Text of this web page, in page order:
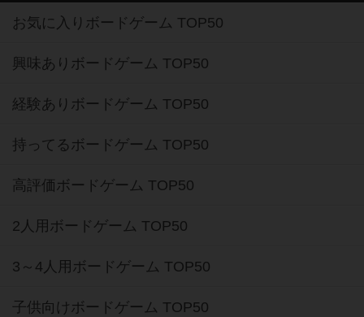
お気に入りボードゲーム TOP50
興味ありボードゲーム TOP50
経験ありボードゲーム TOP50
持ってるボードゲーム TOP50
高評価ボードゲーム TOP50
2人用ボードゲーム TOP50
3～4人用ボードゲーム TOP50
子供向けボードゲーム TOP50